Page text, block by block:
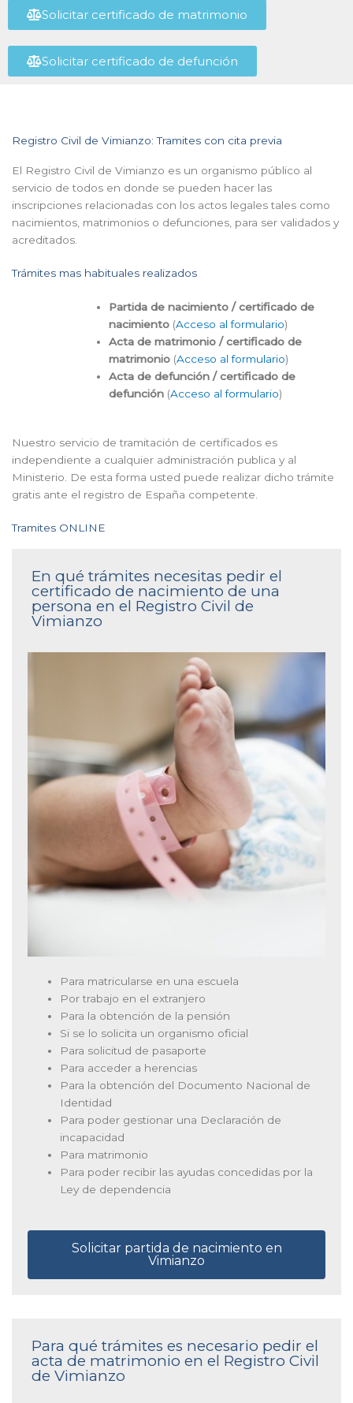
Solicitar certificado de matrimonio
Solicitar certificado de defunción
Registro Civil de Vimianzo: Tramites con cita previa
El Registro Civil de Vimianzo es un organismo público al
servicio de todos en donde se pueden hacer las
inscripciones relacionadas con los actos legales tales como
nacimientos, matrimonios o defunciones, para ser validados y
acreditados.
Trámites mas habituales realizados
Partida de nacimiento / certificado de
nacimiento (Acceso al formulario)
Acta de matrimonio / certificado de
matrimonio (Acceso al formulario)
Acta de defunción / certificado de
defunción (Acceso al formulario)
Nuestro servicio de tramitación de certificados es
independiente a cualquier administración publica y al
Ministerio. De esta forma usted puede realizar dicho trámite
gratis ante el registro de España competente.
Tramites ONLINE
En qué trámites necesitas pedir el
certificado de nacimiento de una
persona en el Registro Civil de
Vimianzo
Para matricularse en una escuela
Por trabajo en el extranjero
Para la obtención de la pensión
Si se lo solicita un organismo oficial
Para solicitud de pasaporte
Para acceder a herencias
Para la obtención del Documento Nacional de
Identidad
Para poder gestionar una Declaración de
incapacidad
Para matrimonio
Para poder recibir las ayudas concedidas por la
Ley de dependencia
Solicitar partida de nacimiento en
Vimianzo
Para qué trámites es necesario pedir el
acta de matrimonio en el Registro Civil
de Vimianzo